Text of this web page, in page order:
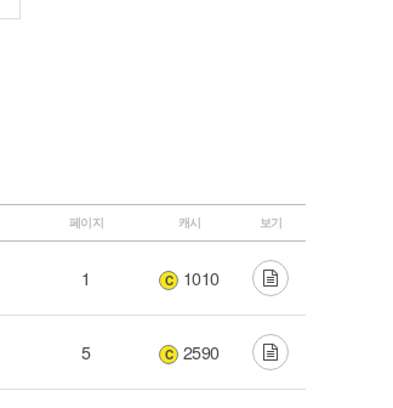
페이지 캐시 보기
1 C 1010
5 C 2590